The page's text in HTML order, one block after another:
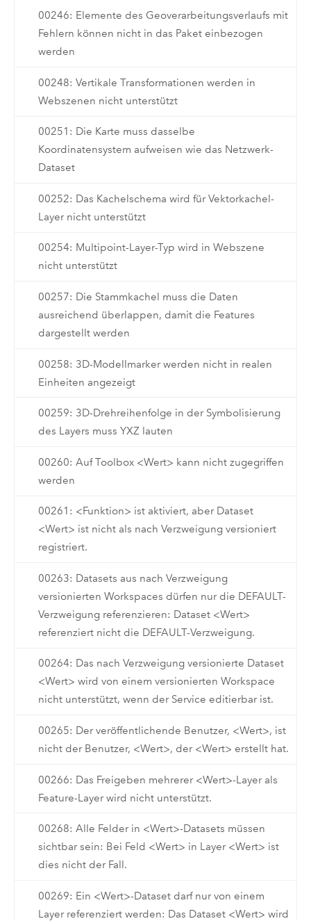
00246: Elemente des Geoverarbeitungsverlaufs mit
Fehlern können nicht in das Paket einbezogen
werden
00248: Vertikale Transformationen werden in
Webszenen nicht unterstützt
00251: Die Karte muss dasselbe
Koordinatensystem aufweisen wie das Netzwerk-
Dataset
00252: Das Kachelschema wird für Vektorkachel-
Layer nicht unterstützt
00254: Multipoint-Layer-Typ wird in Webszene
nicht unterstützt
00257: Die Stammkachel muss die Daten
ausreichend überlappen, damit die Features
dargestellt werden
00258: 3D-Modellmarker werden nicht in realen
Einheiten angezeigt
00259: 3D-Drehreihenfolge in der Symbolisierung
des Layers muss YXZ lauten
00260: Auf Toolbox <Wert> kann nicht zugegriffen
werden
00261: <Funktion> ist aktiviert, aber Dataset
<Wert> ist nicht als nach Verzweigung versioniert
registriert.
00263: Datasets aus nach Verzweigung
versionierten Workspaces dürfen nur die DEFAULT-
Verzweigung referenzieren: Dataset <Wert>
referenziert nicht die DEFAULT-Verzweigung.
00264: Das nach Verzweigung versionierte Dataset
<Wert> wird von einem versionierten Workspace
nicht unterstützt, wenn der Service editierbar ist.
00265: Der veröffentlichende Benutzer, <Wert>, ist
nicht der Benutzer, <Wert>, der <Wert> erstellt hat.
00266: Das Freigeben mehrerer <Wert>-Layer als
Feature-Layer wird nicht unterstützt.
00268: Alle Felder in <Wert>-Datasets müssen
sichtbar sein: Bei Feld <Wert> in Layer <Wert> ist
dies nicht der Fall.
00269: Ein <Wert>-Dataset darf nur von einem
Layer referenziert werden: Das Dataset <Wert> wird